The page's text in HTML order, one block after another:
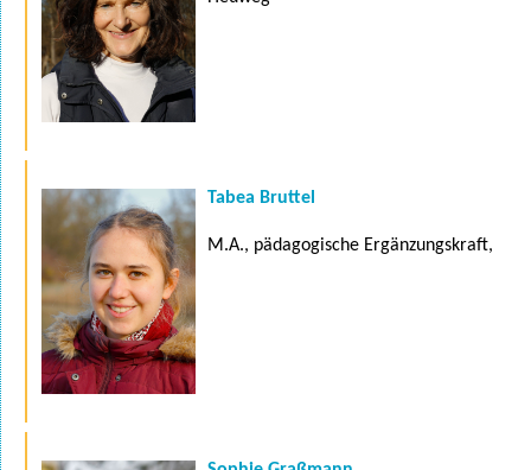
Tabea Bruttel
M.A., pädagogische Ergänzungskraft,